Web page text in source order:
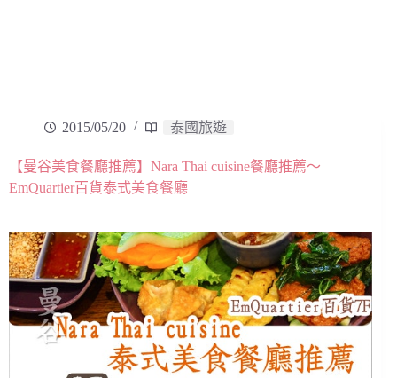
2015/05/20 泰國旅遊
【曼谷美食餐廳推薦】Nara Thai cuisine餐廳推薦～
EmQuartier百貨泰式美食餐廳